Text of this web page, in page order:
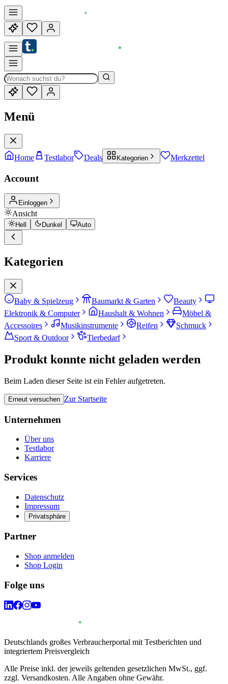
Menü
Home Testlabor Deals Kategorien Merkzettel
Account
Einloggen
Ansicht
Hell Dunkel Auto
Kategorien
Baby & Spielzeug Baumarkt & Garten
Beauty
Elektronik & Computer
Haushalt & Wohnen
Möbel &
Accessoires
Musikinstrumente Reifen
Schmuck
Sport & Outdoor
Tierbedarf
Produkt konnte nicht geladen werden
Beim Laden dieser Seite ist ein Fehler aufgetreten.
Erneut versuchen Zur Startseite
Unternehmen
Über uns
Testlabor
Karriere
Services
Datenschutz
Impressum
Privatsphäre
Partner
Shop anmelden
Shop Login
Folge uns
Deutschlands großes Verbraucherportal mit Testberichten und
integriertem Preisvergleich
Alle Preise inkl. der jeweils geltenden gesetzlichen MwSt., ggf.
zzgl. Versandkosten. Alle Angaben ohne Gewähr.